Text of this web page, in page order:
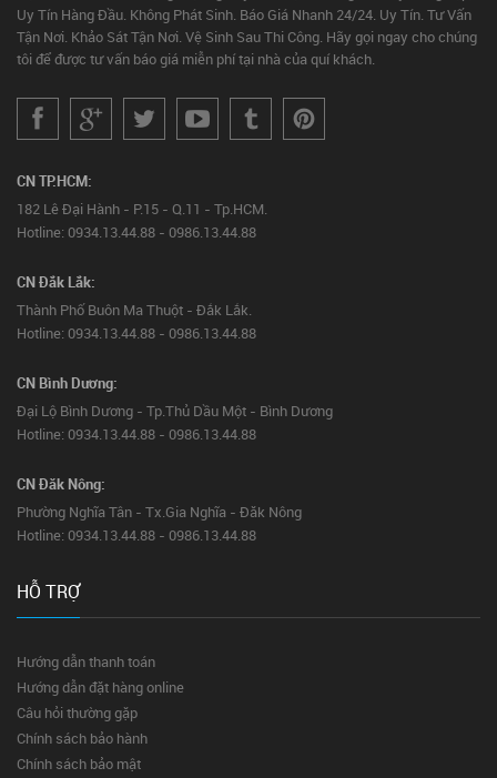
Uy Tín Hàng Đầu. Không Phát Sinh. Báo Giá Nhanh 24/24. Uy Tín. Tư Vấn
Tận Nơi. Khảo Sát Tận Nơi. Vệ Sinh Sau Thi Công. Hãy gọi ngay cho chúng
tôi để được tư vấn báo giá miễn phí tại nhà của quí khách.
CN TP.HCM:
182 Lê Đại Hành - P.15 - Q.11 - Tp.HCM.
Hotline: 0934.13.44.88 - 0986.13.44.88
CN Đắk Lắk:
Thành Phố Buôn Ma Thuột - Đắk Lắk.
Hotline: 0934.13.44.88 - 0986.13.44.88
CN Bình Dương:
Đại Lộ Bình Dương - Tp.Thủ Dầu Một - Bình Dương
Hotline: 0934.13.44.88 - 0986.13.44.88
CN Đăk Nông:
Phường Nghĩa Tân - Tx.Gia Nghĩa - Đăk Nông
Hotline: 0934.13.44.88 - 0986.13.44.88
HỖ TRỢ
Hướng dẫn thanh toán
Hướng dẫn đặt hàng online
Câu hỏi thường gặp
Chính sách bảo hành
Chính sách bảo mật